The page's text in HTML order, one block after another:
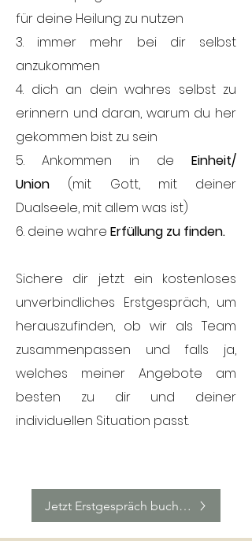
für deine Heilung zu nutzen
3. immer mehr bei dir selbst
anzukommen
4. dich an dein wahres selbst zu
erinnern und daran, warum du her
gekommen bist zu sein
5. Ankommen in de Einheit/
Union (mit Gott, mit deiner
Dualseele, mit allem was ist)
6. deine wahre Erfüllung zu finden.
Sichere dir jetzt ein kostenloses
unverbindliches Erstgespräch, um
herauszufinden, ob wir als Team
zusammenpassen und falls ja,
welches meiner Angebote am
besten zu dir und deiner
individuellen Situation passt.
Jetzt Erstgespräch buchen